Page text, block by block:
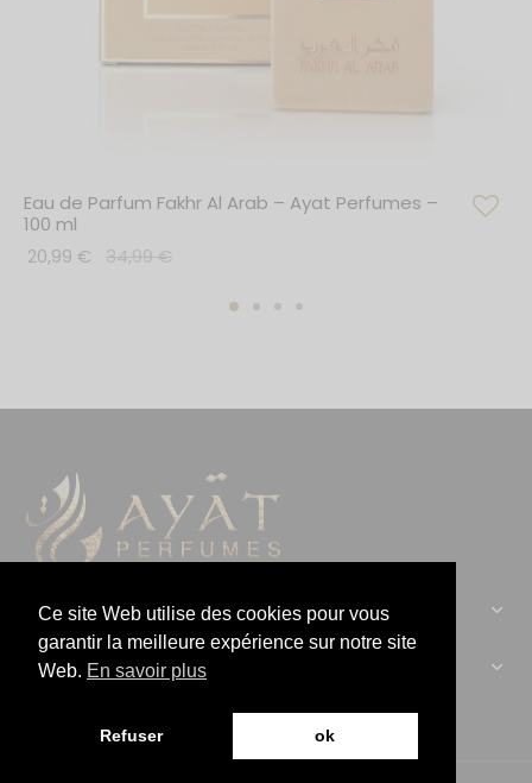
Eau de Parfum Fakhr Al Arab – Ayat Perfumes –
100 ml
20,99 € 34,99€
CONTACTEZ-NOUS :
AYAT PERFUMES :
Ce site Web utilise des cookies pour vous
garantir la meilleure expérience sur notre site
Web. En savoir plus
Refuser ok